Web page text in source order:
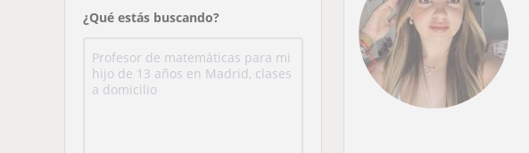
¿Qué estás buscando?